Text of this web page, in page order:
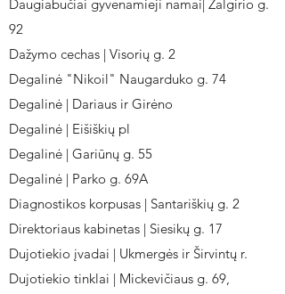
Daugiabučiai gyvenamieji namai| Žalgirio g.
92
Dažymo cechas | Visorių g. 2
Degalinė "Nikoil" Naugarduko g. 74
Degalinė | Dariaus ir Girėno
Degalinė | Eišiškių pl
Degalinė | Gariūnų g. 55
Degalinė | Parko g. 69A
Diagnostikos korpusas | Santariškių g. 2
Direktoriaus kabinetas | Siesikų g. 17
Dujotiekio įvadai | Ukmergės ir Širvintų r.
Dujotiekio tinklai | Mickevičiaus g. 69,